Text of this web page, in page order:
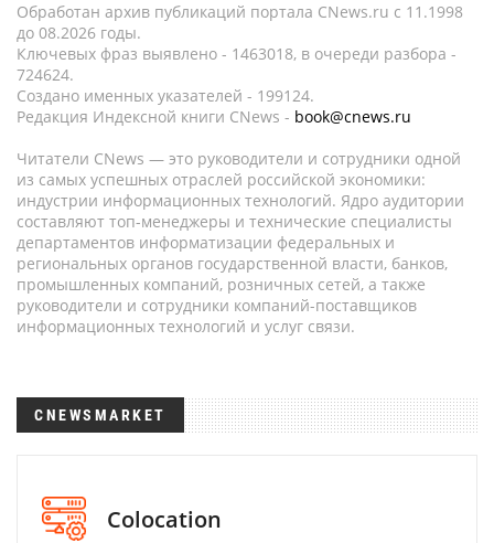
Обработан архив публикаций портала CNews.ru c 11.1998
до 08.2026 годы.
Ключевых фраз выявлено - 1463018, в очереди разбора -
724624.
Создано именных указателей - 199124.
Редакция Индексной книги CNews - book@cnews.ru
Читатели CNews — это руководители и сотрудники одной
из самых успешных отраслей российской экономики:
индустрии информационных технологий. Ядро аудитории
составляют топ-менеджеры и технические специалисты
департаментов информатизации федеральных и
региональных органов государственной власти, банков,
промышленных компаний, розничных сетей, а также
руководители и сотрудники компаний-поставщиков
информационных технологий и услуг связи.
CNEWSMARKET
Colocation